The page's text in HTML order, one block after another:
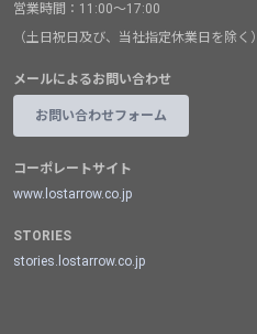
営業時間：11:00～17:00
（土日祝日及び、当社指定休業日を除く）
メールによるお問い合わせ
お問い合わせフォーム
コーポレートサイト
www.lostarrow.co.jp
STORIES
stories.lostarrow.co.jp